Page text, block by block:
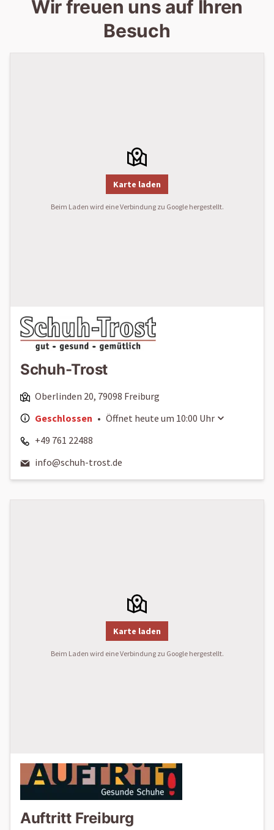
Wir freuen uns auf Ihren
Besuch
Karte laden
Beim Laden wird eine Verbindung zu Google hergestellt.
Schuh-Trost
Oberlinden 20, 79098 Freiburg
Geschlossen • Öffnet heute um 10:00 Uhr
+49 761 22488
info@schuh-trost.de
Karte laden
Beim Laden wird eine Verbindung zu Google hergestellt.
Auftritt Freiburg